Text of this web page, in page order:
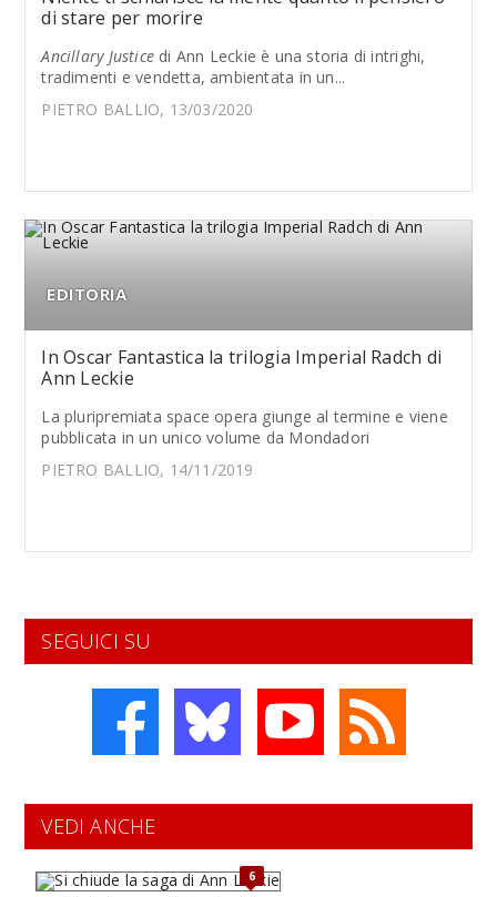
di stare per morire
Ancillary Justicedi Ann Leckie è una storia di intrighi,
tradimenti e vendetta, ambientata in un...
PIETRO BALLIO, 13/03/2020
EDITORIA
In Oscar Fantastica la trilogia Imperial Radch di
Ann Leckie
La pluripremiata space opera giunge al termine e viene
pubblicata in un unico volume da Mondadori
PIETRO BALLIO, 14/11/2019
SEGUICI SU
VEDI ANCHE
6